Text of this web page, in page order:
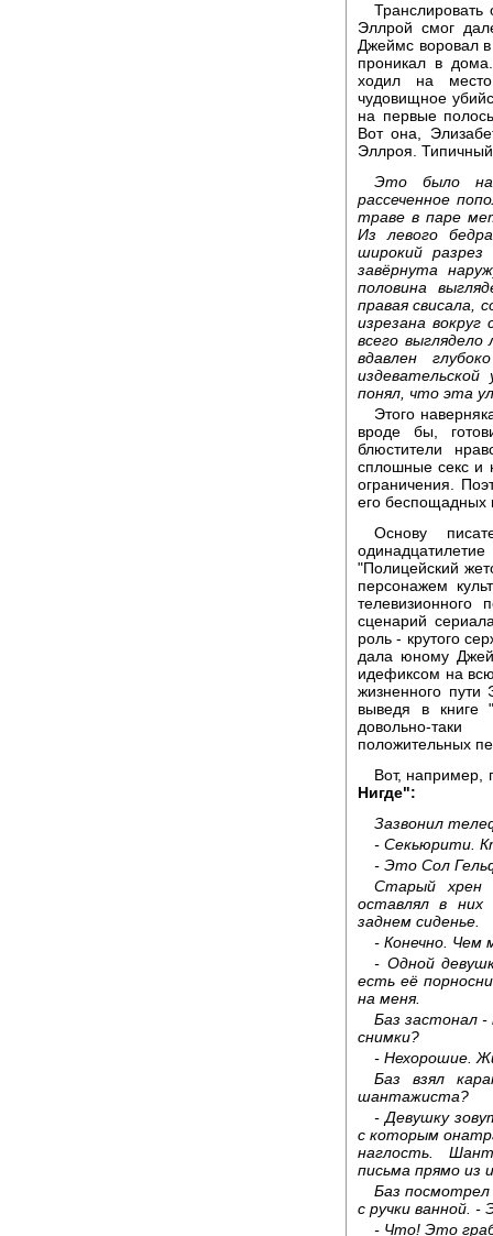
Эллрой смог
Джеймс воровал
проникал в
ходил на
чудовищное
на первые
Вот она,
Эллроя.
Это было
рассеченное
траве в паре
Из левого
широкий
завёрнута
половина
правая свисала,
изрезана
всего
вдавлен
понял, что эта
Этого
вроде бы,
блюстители
сплошные секс и
ограничения.
его беспощадных
Основу
"Полицейский
персонажем
телевизионного
сценарий
роль - крутого
дала юному
идефиксом на
жизненного пути
выведя в книге
довольно-
положительных
Вот, например,
Нигде":
Зазвонил
- Секьюрити.
- Это Сол
Старый хрен
оставлял в них
заднем сиденье.
- Конечно. Чем
- Одной
есть её
на меня.
Баз застонал
снимки?
- Нехорошие.
Баз взял
шантажиста?
- Девушку
с которым
наглость.
письма прямо из
Баз посмотрел
с ручки ванной.
- Что! Это